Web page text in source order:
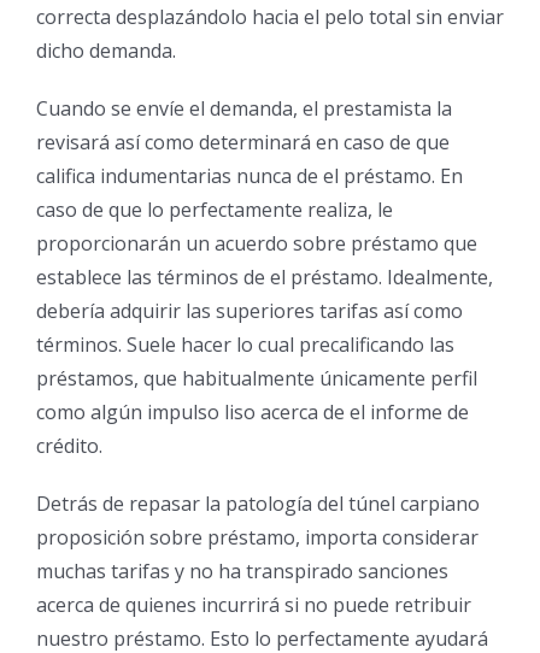
correcta desplazándolo hacia el pelo total sin enviar
dicho demanda.
Cuando se envíe el demanda, el prestamista la
revisará así­ como determinará en caso de que
califica indumentarias nunca de el préstamo. En
caso de que lo perfectamente realiza, le
proporcionarán un acuerdo sobre préstamo que
establece las términos de el préstamo. Idealmente,
debería adquirir las superiores tarifas así­ como
términos. Suele hacer lo cual precalificando las
préstamos, que habitualmente únicamente perfil
como algún impulso liso acerca de el informe de
crédito.
Detrás de repasar la patologí­a del túnel carpiano
proposición sobre préstamo, importa considerar
muchas tarifas y no ha transpirado sanciones
acerca de quienes incurrirá si no puede retribuir
nuestro préstamo. Esto lo perfectamente ayudará